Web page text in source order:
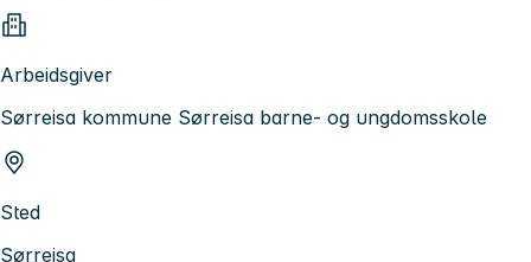
Arbeidsgiver
Sørreisa kommune Sørreisa barne- og ungdomsskole
Sted
Sørreisa